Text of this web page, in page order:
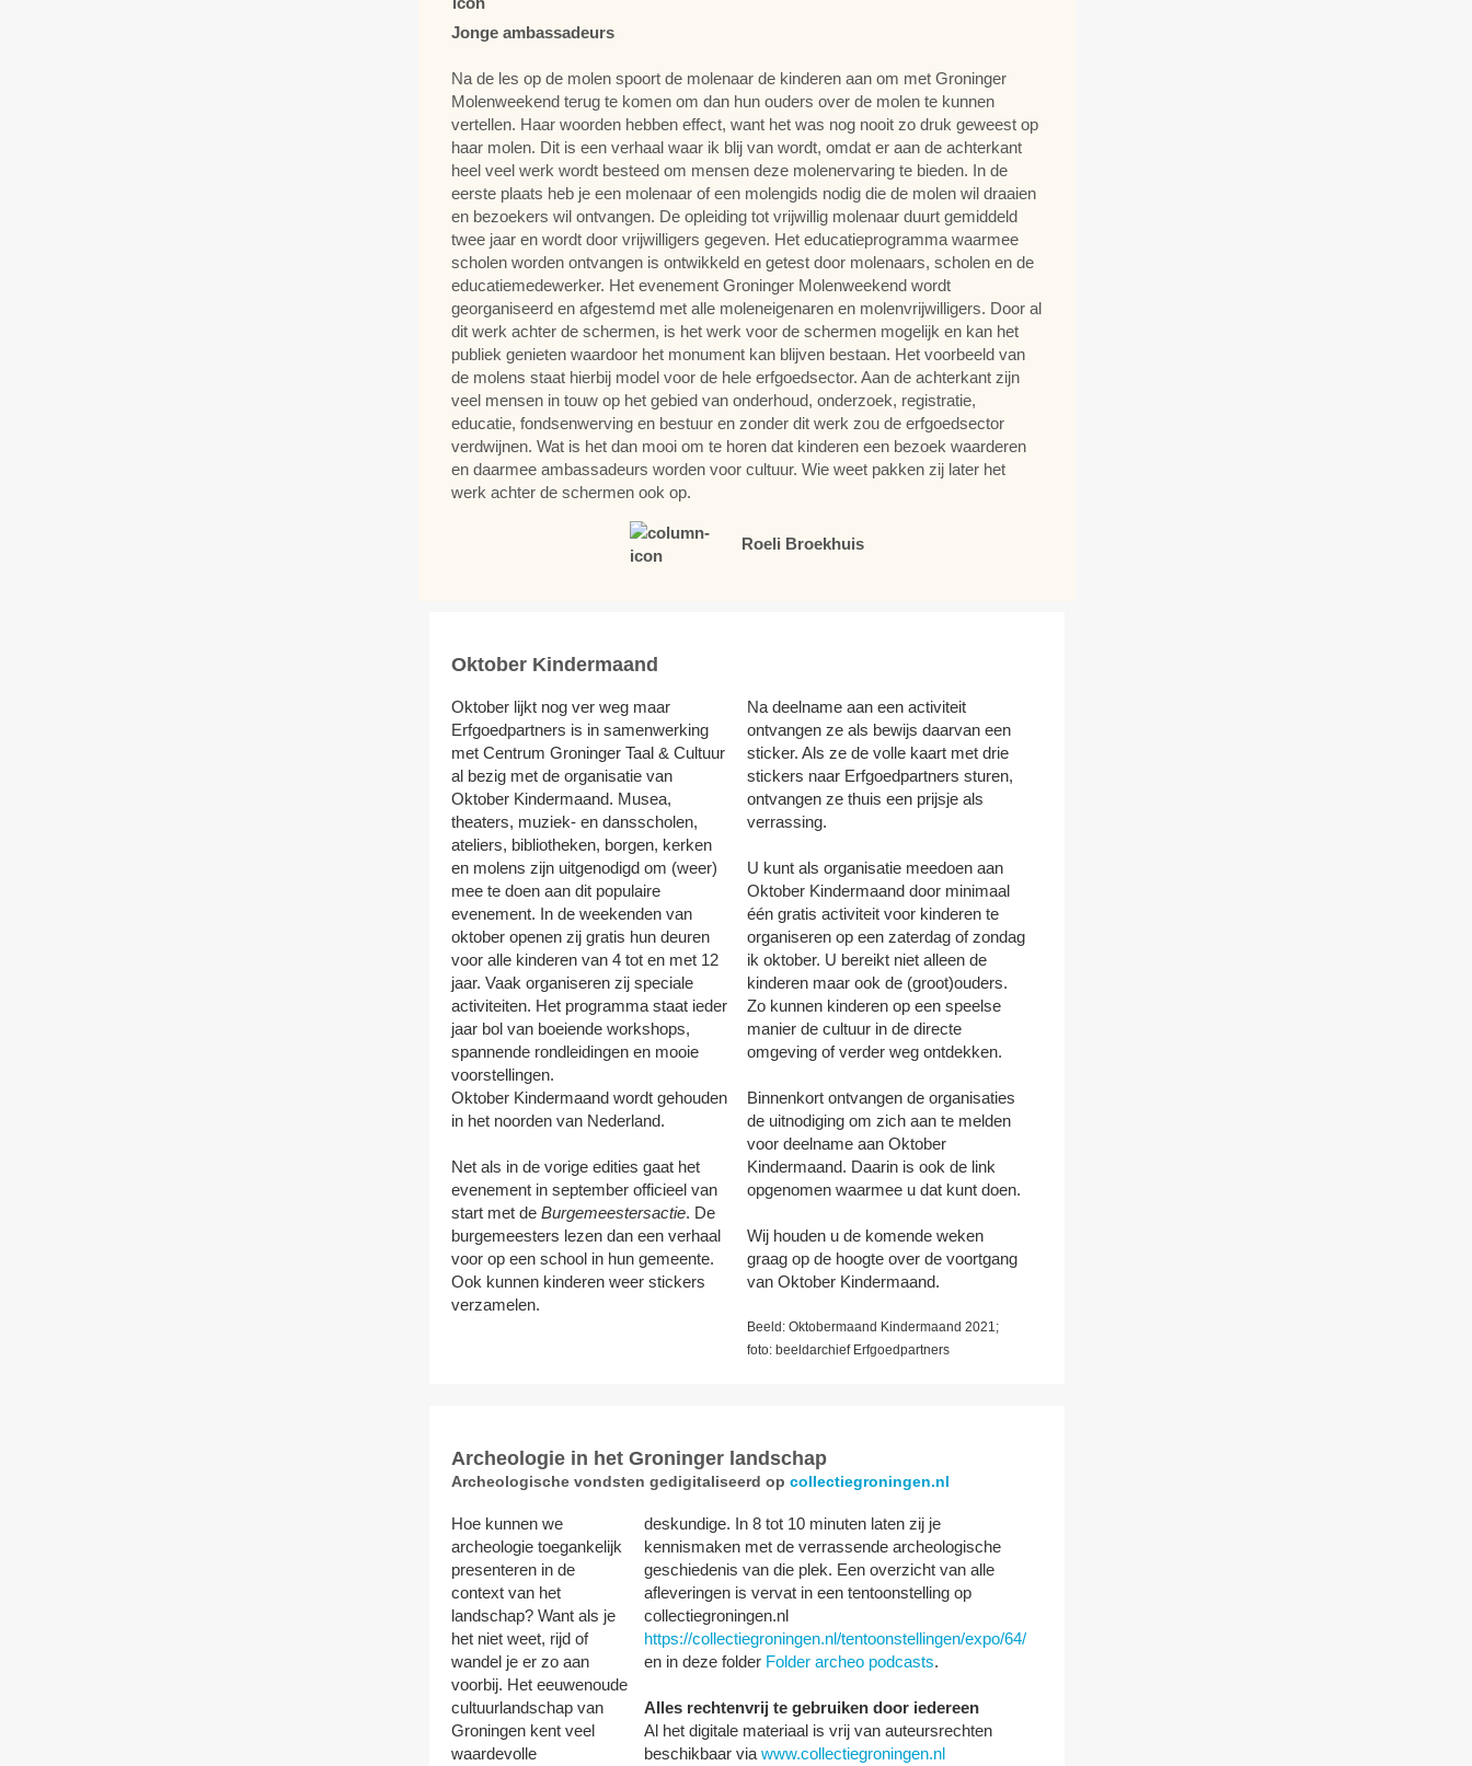
Jonge ambassadeurs
Na de les op de molen spoort de molenaar de kinderen aan om met Groninger
Molenweekend terug te komen om dan hun ouders over de molen te kunnen
vertellen. Haar woorden hebben effect, want het was nog nooit zo druk geweest op
haar molen. Dit is een verhaal waar ik blij van wordt, omdat er aan de achterkant
heel veel werk wordt besteed om mensen deze molenervaring te bieden. In de
eerste plaats heb je een molenaar of een molengids nodig die de molen wil draaien
en bezoekers wil ontvangen. De opleiding tot vrijwillig molenaar duurt gemiddeld
twee jaar en wordt door vrijwilligers gegeven. Het educatieprogramma waarmee
scholen worden ontvangen is ontwikkeld en getest door molenaars, scholen en de
educatiemedewerker. Het evenement Groninger Molenweekend wordt
georganiseerd en afgestemd met alle moleneigenaren en molenvrijwilligers. Door al
dit werk achter de schermen, is het werk voor de schermen mogelijk en kan het
publiek genieten waardoor het monument kan blijven bestaan. Het voorbeeld van
de molens staat hierbij model voor de hele erfgoedsector. Aan de achterkant zijn
veel mensen in touw op het gebied van onderhoud, onderzoek, registratie,
educatie, fondsenwerving en bestuur en zonder dit werk zou de erfgoedsector
verdwijnen. Wat is het dan mooi om te horen dat kinderen een bezoek waarderen
en daarmee ambassadeurs worden voor cultuur. Wie weet pakken zij later het
werk achter de schermen ook op.
Roeli Broekhuis
Oktober Kindermaand
Oktober lijkt nog ver weg maar
Erfgoedpartners is in samenwerking
met Centrum Groninger Taal & Cultuur
al bezig met de organisatie van
Oktober Kindermaand. Musea,
theaters, muziek- en dansscholen,
ateliers, bibliotheken, borgen, kerken
en molens zijn uitgenodigd om (weer)
mee te doen aan dit populaire
evenement. In de weekenden van
oktober openen zij gratis hun deuren
voor alle kinderen van 4 tot en met 12
jaar. Vaak organiseren zij speciale
activiteiten. Het programma staat ieder
jaar bol van boeiende workshops,
spannende rondleidingen en mooie
voorstellingen.
Oktober Kindermaand wordt gehouden
in het noorden van Nederland.
Net als in de vorige edities gaat het
evenement in september officieel van
start met de Burgemeestersactie. De
burgemeesters lezen dan een verhaal
voor op een school in hun gemeente.
Ook kunnen kinderen weer stickers
verzamelen.
Na deelname aan een activiteit
ontvangen ze als bewijs daarvan een
sticker. Als ze de volle kaart met drie
stickers naar Erfgoedpartners sturen,
ontvangen ze thuis een prijsje als
verrassing.
U kunt als organisatie meedoen aan
Oktober Kindermaand door minimaal
één gratis activiteit voor kinderen te
organiseren op een zaterdag of zondag
ik oktober. U bereikt niet alleen de
kinderen maar ook de (groot)ouders.
Zo kunnen kinderen op een speelse
manier de cultuur in de directe
omgeving of verder weg ontdekken.
Binnenkort ontvangen de organisaties
de uitnodiging om zich aan te melden
voor deelname aan Oktober
Kindermaand. Daarin is ook de link
opgenomen waarmee u dat kunt doen.
Wij houden u de komende weken
graag op de hoogte over de voortgang
van Oktober Kindermaand.
Beeld: Oktobermaand Kindermaand 2021;
foto: beeldarchief Erfgoedpartners
Archeologie in het Groninger landschap
Archeologische vondsten gedigitaliseerd op collectiegroningen.nl
Hoe kunnen we
archeologie toegankelijk
presenteren in de
context van het
landschap? Want als je
het niet weet, rijd of
wandel je er zo aan
voorbij. Het eeuwenoude
cultuurlandschap van
Groningen kent veel
waardevolle
deskundige. In 8 tot 10 minuten laten zij je
kennismaken met de verrassende archeologische
geschiedenis van die plek. Een overzicht van alle
afleveringen is vervat in een tentoonstelling op
collectiegroningen.nl
https://collectiegroningen.nl/tentoonstellingen/expo/64/
en in deze folder Folder archeo podcasts.
Alles rechtenvrij te gebruiken door iedereen
Al het digitale materiaal is vrij van auteursrechten
beschikbaar via www.collectiegroningen.nl